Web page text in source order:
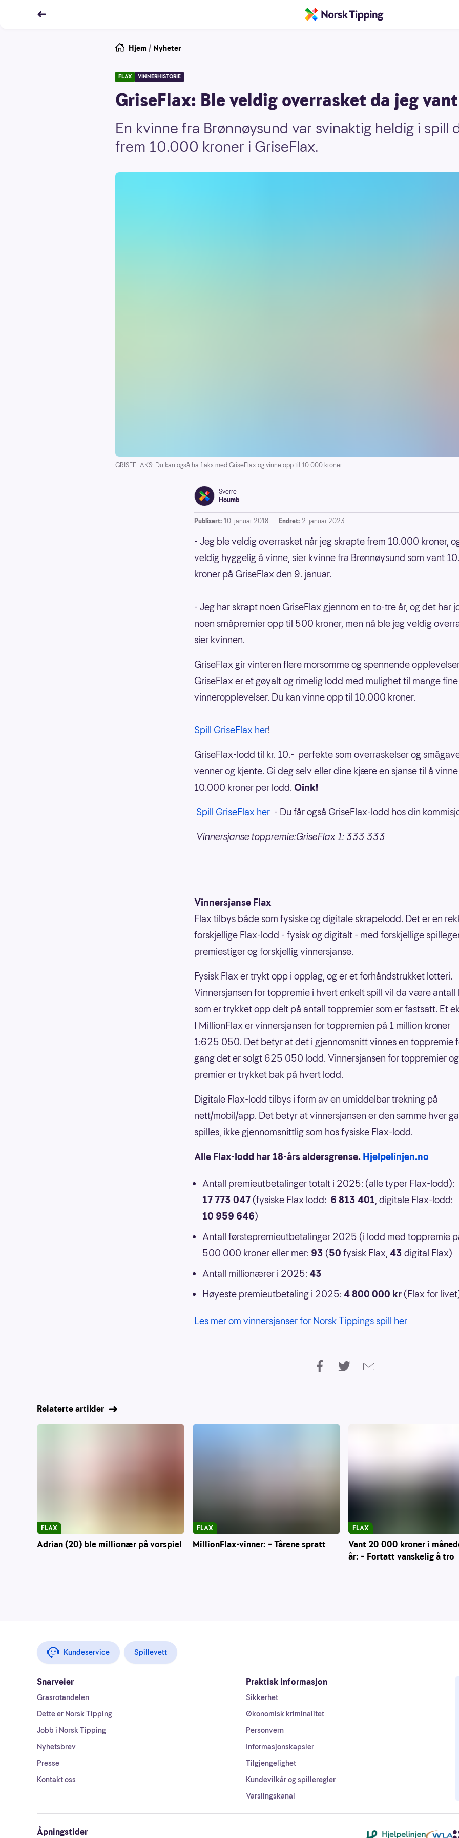
Hjem / Nyheter
FLAX VINNERHISTORIE
GriseFlax: Ble veldig overrasket da jeg
En kvinne fra Brønnøysund var svinaktig heldig i spill
frem 10.000 kroner i GriseFlax.
GRISEFLAKS: Du kan også ha flaks med GriseFlax og vinne opp til 10.000 kroner.
Sverre
Houmb
Publisert: 10. januar 2018 Endret: 2. januar 2023
- Jeg ble veldig overrasket når jeg skrapte frem 10.000 kroner,
veldig hyggelig å vinne, sier kvinne fra Brønnøysund som vant
kroner på GriseFlax den 9. januar.
- Jeg har skrapt noen GriseFlax gjennom en to-tre år, og det har
noen småpremier opp til 500 kroner, men nå ble jeg veldig
sier kvinnen.
GriseFlax gir vinteren flere morsomme og spennende
GriseFlax er et gøyalt og rimelig lodd med mulighet til mange fine
vinneropplevelser. Du kan vinne opp til 10.000 kroner.
Spill GriseFlax her!
GriseFlax-lodd til kr. 10.- perfekte som overraskelser og
venner og kjente. Gi deg selv eller dine kjære en sjanse til å
10.000 kroner per lodd. Oink!
Spill GriseFlax her - Du får også GriseFlax-lodd hos din
Vinnersjanse toppremie:GriseFlax 1: 333 333
Vinnersjanse Flax
Flax tilbys både som fysiske og digitale skrapelodd. Det er en
forskjellige Flax-lodd - fysisk og digitalt - med forskjellige
premiestiger og forskjellig vinnersjanse.
Fysisk Flax er trykt opp i opplag, og er et forhåndstrukket lotteri.
Vinnersjansen for toppremie i hvert enkelt spill vil da være antall
som er trykket opp delt på antall toppremier som er fastsatt. Et
I MillionFlax er vinnersjansen for toppremien på 1 million kroner
1:625 050. Det betyr at det i gjennomsnitt vinnes en toppremie
gang det er solgt 625 050 lodd. Vinnersjansen for toppremier
premier er trykket bak på hvert lodd.
Digitale Flax-lodd tilbys i form av en umiddelbar trekning på
nett/mobil/app. Det betyr at vinnersjansen er den samme hver
spilles, ikke gjennomsnittlig som hos fysiske Flax-lodd.
Alle Flax-lodd har 18-års aldersgrense. Hjelpelinjen.no
Antall premieutbetalinger totalt i 2025: (alle typer Flax-lodd):
17 773 047 (fysiske Flax lodd: 6 813 401, digitale Flax-lodd:
10 959 646)
Antall førstepremieutbetalinger 2025 (i lodd med toppremie
500 000 kroner eller mer: 93 (50 fysisk Flax, 43 digital Flax)
Antall millionærer i 2025: 43
Høyeste premieutbetaling i 2025: 4 800 000 kr (Flax for
Les mer om vinnersjanser for Norsk Tippings spill her
Relaterte artikler
Adrian (20) ble millionær på vorspiel
FLAX
MillionFlax-vinner: – Tårene spratt
FLAX
Vant 20 000 kroner i
år: – Fortatt vanskelig å tro
FLAX
Kundeservice Spillevett
Snarveier
Grasrotandelen
Dette er Norsk Tipping
Jobb i Norsk Tipping
Nyhetsbrev
Presse
Kontakt oss
Praktisk informasjon
Sikkerhet
Økonomisk kriminalitet
Personvern
Informasjonskapsler
Tilgjengelighet
Kundevilkår og spilleregler
Varslingskanal
Åpningstider